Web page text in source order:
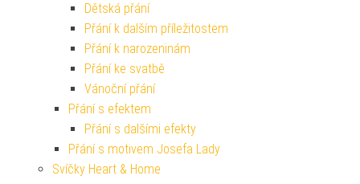
Dětská přání
Přání k dalším příležitostem
Přání k narozeninám
Přání ke svatbě
Vánoční přání
Přání s efektem
Přání s dalšími efekty
Přání s motivem Josefa Lady
Svíčky Heart & Home